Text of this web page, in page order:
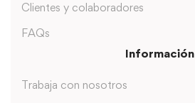
Clientes y colaboradores
FAQs
Información
Trabaja con nosotros